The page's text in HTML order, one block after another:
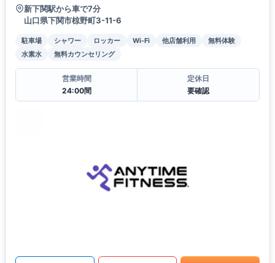
新下関駅から車で7分
山口県下関市椋野町3-11-6
駐車場 シャワー ロッカー Wi-Fi 他店舗利用
無料体験
水素水
無料カウンセリング
営業時間
24:00間
定休日
要確認